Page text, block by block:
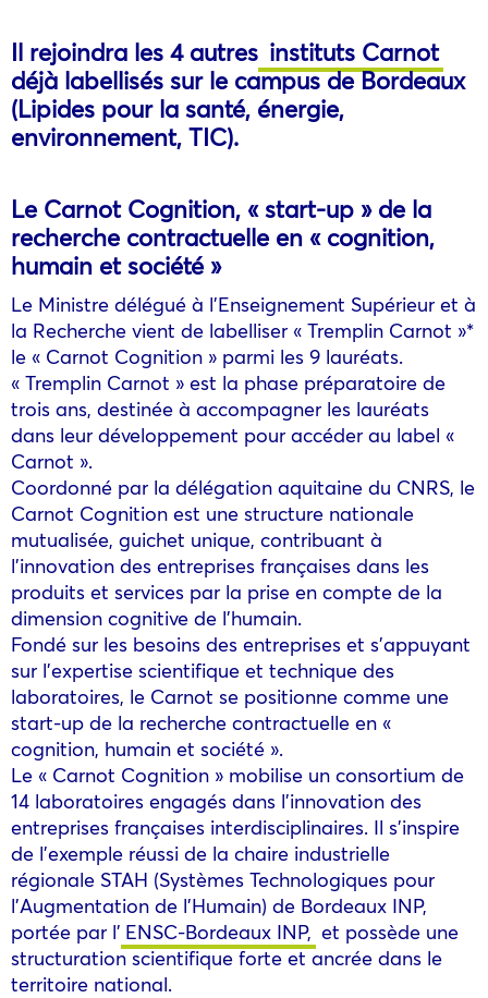
Il rejoindra les 4 autres instituts Carnot
déjà labellisés sur le campus de Bordeaux
(Lipides pour la santé, énergie,
environnement, TIC).
Le Carnot Cognition, « start-up » de la
recherche contractuelle en « cognition,
humain et société »
Le Ministre délégué à l’Enseignement Supérieur et à
la Recherche vient de labelliser « Tremplin Carnot »*
le « Carnot Cognition » parmi les 9 lauréats.
« Tremplin Carnot » est la phase préparatoire de
trois ans, destinée à accompagner les lauréats
dans leur développement pour accéder au label «
Carnot ».
Coordonné par la délégation aquitaine du CNRS, le
Carnot Cognition est une structure nationale
mutualisée, guichet unique, contribuant à
l’innovation des entreprises françaises dans les
produits et services par la prise en compte de la
dimension cognitive de l’humain.
Fondé sur les besoins des entreprises et s’appuyant
sur l’expertise scientifique et technique des
laboratoires, le Carnot se positionne comme une
start-up de la recherche contractuelle en «
cognition, humain et société ».
Le « Carnot Cognition » mobilise un consortium de
14 laboratoires engagés dans l’innovation des
entreprises françaises interdisciplinaires. Il s’inspire
de l’exemple réussi de la chaire industrielle
régionale STAH (Systèmes Technologiques pour
l’Augmentation de l’Humain) de Bordeaux INP,
portée par l’ ENSC-Bordeaux INP, et possède une
structuration scientifique forte et ancrée dans le
territoire national.